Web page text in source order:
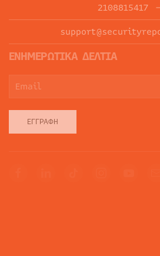
2108815417
ΕΝΗΜΕΡΩΤΙΚΑ ΔΕΛΤΙΑ
ΕΓΓΡΑΦΉ